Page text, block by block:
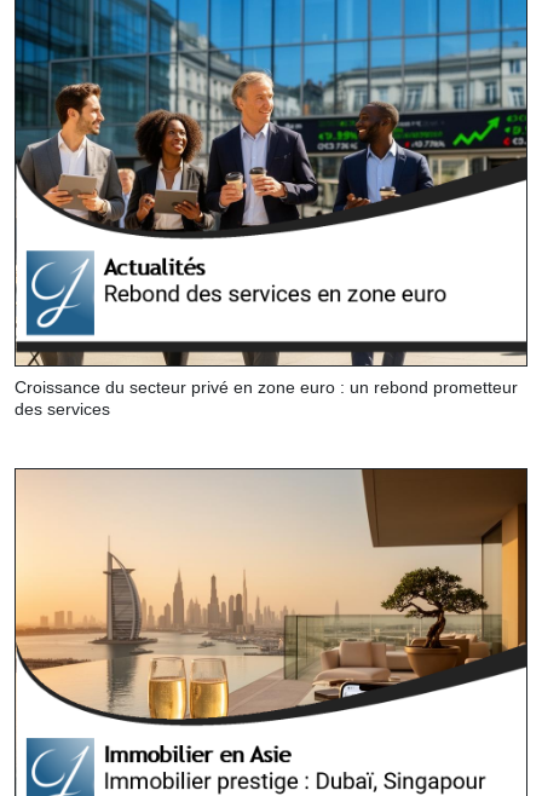
Croissance du secteur privé en zone euro : un rebond prometteur
des services